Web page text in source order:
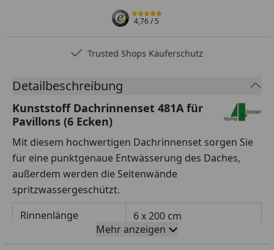
4,76/ 5
Trusted Shops Käuferschutz
Detailbeschreibung
Kunststoff Dachrinnenset 481A für
Pavillons (6 Ecken)
Mit diesem hochwertigen Dachrinnenset sorgen Sie
für eine punktgenaue Entwässerung des Daches,
außerdem werden die Seitenwände
spritzwassergeschützt.
Rinnenlänge
6 x 200 cm
Mehr anzeigen